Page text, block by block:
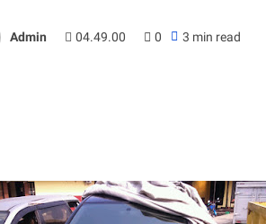
Admin 04.49.00 0 3 min read